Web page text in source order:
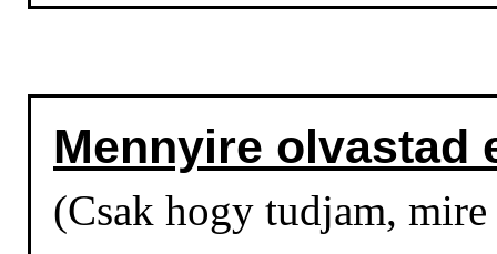
Mennyire olvastad
(Csak hogy tudjam,